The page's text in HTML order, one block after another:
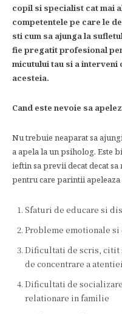
copil si specialist cat mai
competentele pe care le
sti cum sa ajunga la
fie pregatit profesional
micutului tau si a
acesteia.
Cand este nevoie sa
Nu trebuie neaparat sa
a apela la un psiholog. Este
ieftin sa previi decat decat
pentru care parintii
Sfaturi de educare si
Probleme emotionale
Dificultati de scris, citit
de concentrare a
Dificultati de
relationare in familie